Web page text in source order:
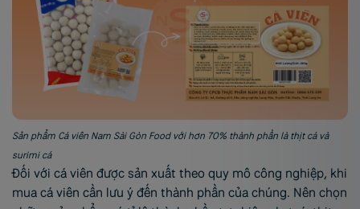
Sản phẩm Cá viên Nam Sài Gòn Food với hơn 70% thành phần là thịt cá và
surimi cá
Đối với cá viên được sản xuất theo quy mô công nghiệp, khi
mua cá viên cần lưu ý đến thành phần của chúng. Nên chọn